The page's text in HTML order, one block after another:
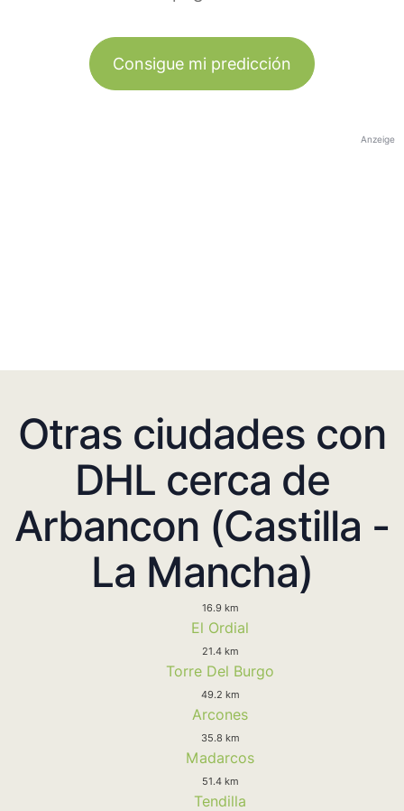
Consigue mi predicción
Anzeige
Otras ciudades con
DHL cerca de
Arbancon (Castilla -
La Mancha)
16.9 km
El Ordial
21.4 km
Torre Del Burgo
49.2 km
Arcones
35.8 km
Madarcos
51.4 km
Tendilla